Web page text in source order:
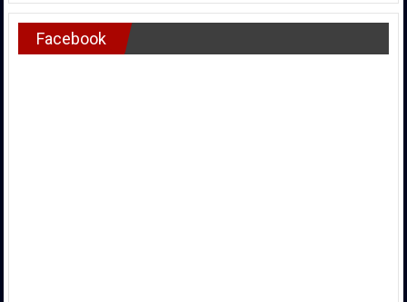
Facebook